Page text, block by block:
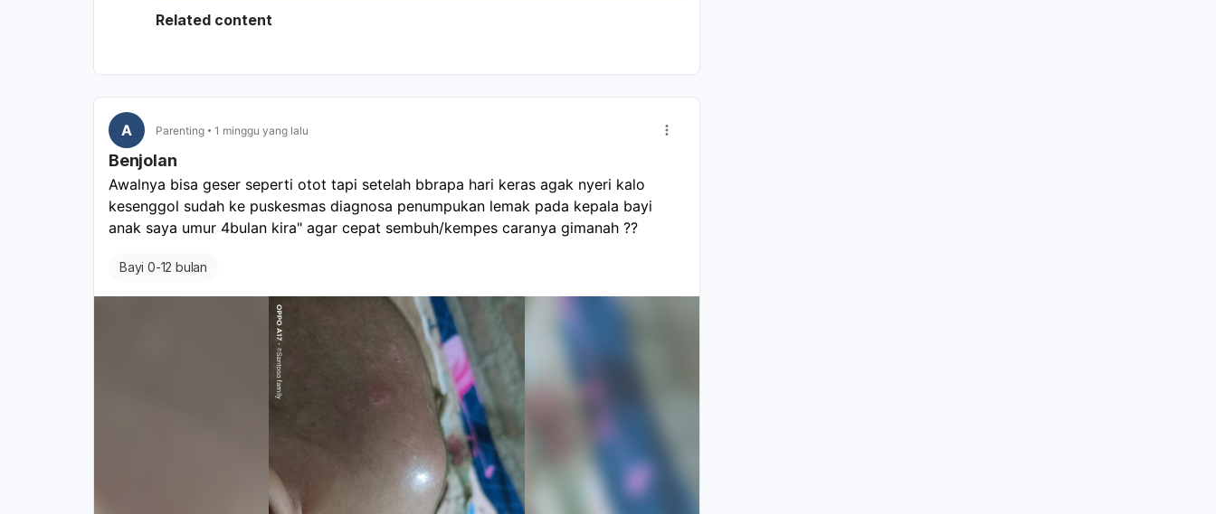
bercaknya makin banyak, merah, gatal, basah, atau bayi tampak tidak
Related content
A Parenting 1 minggu yang lalu
Benjolan
Awalnya bisa geser seperti otot tapi setelah bbrapa hari keras agak nyeri kalo
kesenggol sudah ke puskesmas diagnosa penumpukan lemak pada kepala bayi
anak saya umur 4bulan kira" agar cepat sembuh/kempes caranya gimanah ??
Bayi 0-12 bulan